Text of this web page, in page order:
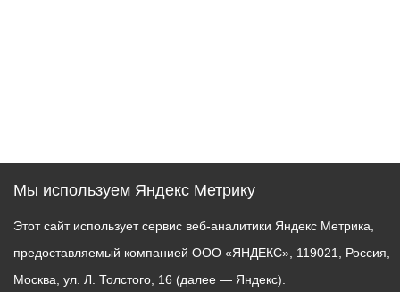
Мы используем Яндекс Метрику
Этот сайт использует сервис веб-аналитики Яндекс Метрика,
предоставляемый компанией ООО «ЯНДЕКС», 119021, Россия,
Москва, ул. Л. Толстого, 16 (далее — Яндекс).